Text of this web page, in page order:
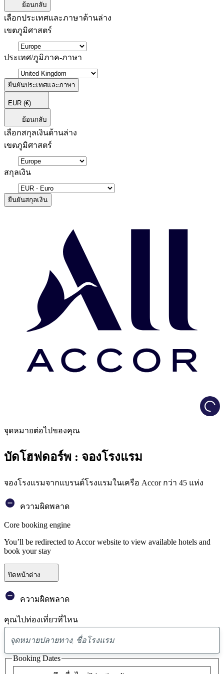
ย้อนกลับ
เลือกประเทศและภาษาด้านล่าง
เขตภูมิศาสตร์
ประเทศ/ภูมิภาค-ภาษา
ยืนยันประเทศและภาษา
EUR (€)
ย้อนกลับ
เลือกสกุลเงินด้านล่าง
เขตภูมิศาสตร์
สกุลเงิน
ยืนยันสกุลเงิน
จุดหมายต่อไปของคุณ
บัดโฮฟดอร์พ : จองโรงแรม
จองโรงแรมจากแบรนด์โรงแรมในเครือ Accor กว่า 45 แห่ง
ความผิดพลาด
Core booking engine
You’ll be redirected to Accor website to view available hotels and
book your stay
ปิดหน้าต่าง
ความผิดพลาด
คุณไปท่องเที่ยวที่ไหน
พบ
ข้อ
เสนอ
Booking Dates